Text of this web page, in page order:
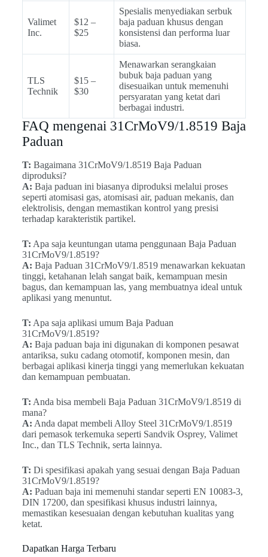
Valimet
Inc.
$12 –
$25
Spesialis menyediakan serbuk
baja paduan khusus dengan
konsistensi dan performa luar
biasa.
TLS
Technik
$15 –
$30
Menawarkan serangkaian
bubuk baja paduan yang
disesuaikan untuk memenuhi
persyaratan yang ketat dari
berbagai industri.
FAQ mengenai 31CrMoV9/1.8519 Baja
Paduan
T: Bagaimana 31CrMoV9/1.8519 Baja Paduan
diproduksi?
A: Baja paduan ini biasanya diproduksi melalui proses
seperti atomisasi gas, atomisasi air, paduan mekanis, dan
elektrolisis, dengan memastikan kontrol yang presisi
terhadap karakteristik partikel.
T: Apa saja keuntungan utama penggunaan Baja Paduan
31CrMoV9/1.8519?
A: Baja Paduan 31CrMoV9/1.8519 menawarkan kekuatan
tinggi, ketahanan lelah sangat baik, kemampuan mesin
bagus, dan kemampuan las, yang membuatnya ideal untuk
aplikasi yang menuntut.
T: Apa saja aplikasi umum Baja Paduan
31CrMoV9/1.8519?
A: Baja paduan baja ini digunakan di komponen pesawat
antariksa, suku cadang otomotif, komponen mesin, dan
berbagai aplikasi kinerja tinggi yang memerlukan kekuatan
dan kemampuan pembuatan.
T: Anda bisa membeli Baja Paduan 31CrMoV9/1.8519 di
mana?
A: Anda dapat membeli Alloy Steel 31CrMoV9/1.8519
dari pemasok terkemuka seperti Sandvik Osprey, Valimet
Inc., dan TLS Technik, serta lainnya.
T: Di spesifikasi apakah yang sesuai dengan Baja Paduan
31CrMoV9/1.8519?
A: Paduan baja ini memenuhi standar seperti EN 10083-3,
DIN 17200, dan spesifikasi khusus industri lainnya,
memastikan kesesuaian dengan kebutuhan kualitas yang
ketat.
Dapatkan Harga Terbaru